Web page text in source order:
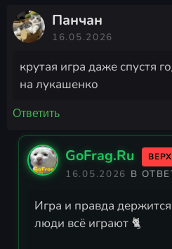
Панчан
16.05.2026
крутая игра даже спустя
на лукашенко
Ответить
GoFrag.Ru
16.05.2026 В
Игра и правда
люди всё играют 🐈